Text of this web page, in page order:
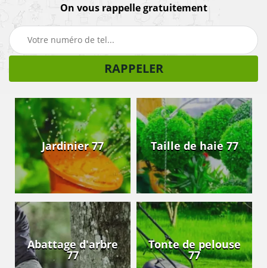
On vous rappelle gratuitement
Jardinier 77 Taille de haie 77
Abattage d'arbre
77
Tonte de pelouse
77